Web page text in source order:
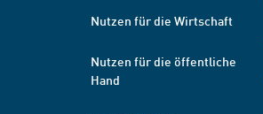
Nutzen für die Wirtschaft
Nutzen für die öffentliche
Hand